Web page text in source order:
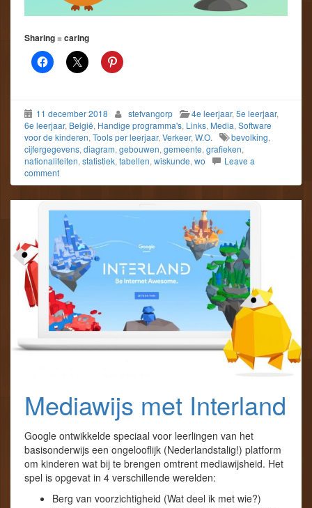
Sharing = caring
11 december 2018 stefvangorp 4e leerjaar, 5e leerjaar,
6e leerjaar, België, Handige programma's, Links, Media, Software
voor de kinderen, Tools per leerjaar, Verkeer, W.O. bevolking,
cijfergegevens, diagram, gebouwen, gemeente, grafieken,
nationaliteiten, statistiek, tabellen, wiskunde, wo
Leave a
comment
Mediawijs met Interland
Google ontwikkelde speciaal voor leerlingen van het
basisonderwijs een ongelooflijk (Nederlandstalig!) platform
om kinderen wat bij te brengen omtrent mediawijsheid. Het
spel is opgevat in 4 verschillende werelden:
Berg van voorzichtigheid (Wat deel ik met wie?)